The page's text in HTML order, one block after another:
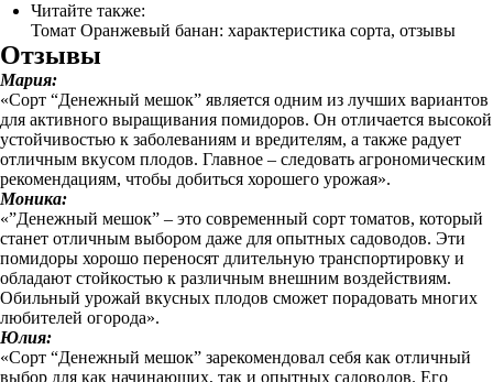
Читайте также:
Томат Оранжевый банан: характеристика сорта, отзывы
Отзывы
Мария:
«Сорт “Денежный мешок” является одним из лучших вариантов
для активного выращивания помидоров. Он отличается высокой
устойчивостью к заболеваниям и вредителям, а также радует
отличным вкусом плодов. Главное – следовать агрономическим
рекомендациям, чтобы добиться хорошего урожая».
Моника:
«”Денежный мешок” – это современный сорт томатов, который
станет отличным выбором даже для опытных садоводов. Эти
помидоры хорошо переносят длительную транспортировку и
обладают стойкостью к различным внешним воздействиям.
Обильный урожай вкусных плодов сможет порадовать многих
любителей огорода».
Юлия:
«Сорт “Денежный мешок” зарекомендовал себя как отличный
выбор для как начинающих, так и опытных садоводов. Его